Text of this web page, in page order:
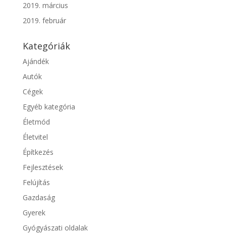
2019. március
2019. február
Kategóriák
Ajándék
Autók
Cégek
Egyéb kategória
Életmód
Életvitel
Építkezés
Fejlesztések
Felújítás
Gazdaság
Gyerek
Gyógyászati oldalak